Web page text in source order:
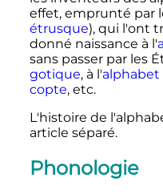
effet, emprunté par
étrusque), qui l'ont
donné naissance à l'
sans passer par les
gotique, à l'alphabet
copte, etc.
L'histoire de
article séparé.
Phonologie